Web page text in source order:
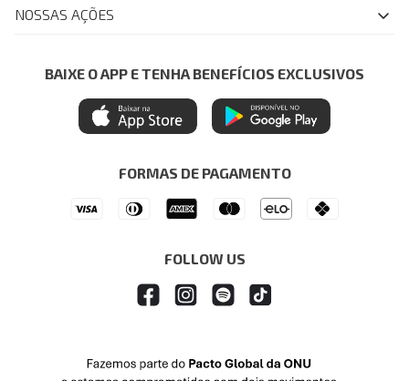
John John Club
Painel de Privacidade
Central de Preferências
Ética e Sustentabilidade
FAQ
Regulamentos
Seja um Revendedor
NOSSAS AÇÕES
Azul Fidelidade
Mastercard
Itau Personnalite
BAIXE O APP E TENHA BENEFÍCIOS EXCLUSIVOS
FORMAS DE PAGAMENTO
FOLLOW US